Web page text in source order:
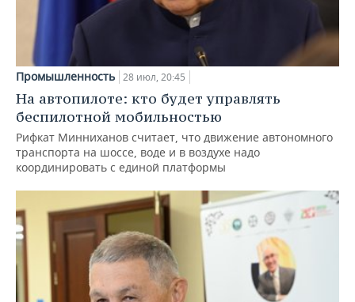
Промышленность 28 июл, 20:45
На автопилоте: кто будет управлять
беспилотной мобильностью
Рифкат Минниханов считает, что движение автономного
транспорта на шоссе, воде и в воздухе надо
координировать с единой платформы